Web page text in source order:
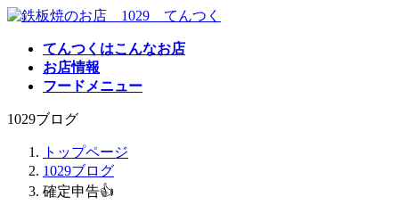
コ
ス
ナ
ン
てんつくはこんなお店
お店情報
フードメニュー
1029ブログ
トップページ
1029ブログ
確定申告👍